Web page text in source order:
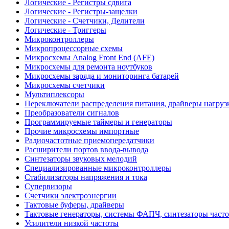
Логические - Регистры сдвига
Логические - Регистры-защелки
Логические - Счетчики, Делители
Логические - Триггеры
Микроконтроллеры
Микропроцессорные схемы
Микросхемы Analog Front End (AFE)
Микросхемы для ремонта ноутбуков
Микросхемы заряда и мониторинга батарей
Микросхемы счетчики
Мультиплексоры
Переключатели распределения питания, драйверы
Преобразователи сигналов
Программируемые таймеры и генераторы
Прочие микросхемы импортные
Радиочастотные приемопередатчики
Расширители портов ввода-вывода
Синтезаторы звуковых мелодий
Специализированные микроконтроллеры
Стабилизаторы напряжения и тока
Супервизоры
Счетчики электроэнергии
Тактовые буферы, драйверы
Тактовые генераторы, системы ФАПЧ, синтезаторы
Усилители низкой частоты